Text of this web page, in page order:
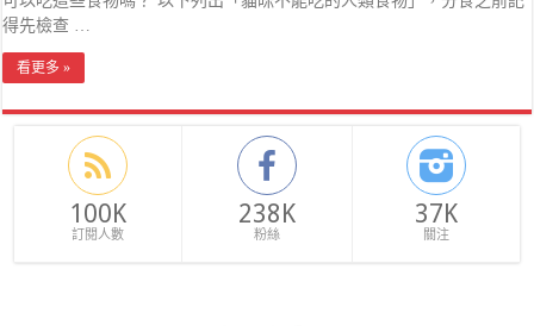
得先檢查 …
看更多 »
100K
訂閱人數
238K
粉絲
37K
關注